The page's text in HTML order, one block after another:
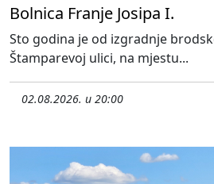
Bolnica Franje Josipa I.
Sto godina je od izgradnje
Štamparevoj ulici, na mjestu...
02.08.2026. u 20:00